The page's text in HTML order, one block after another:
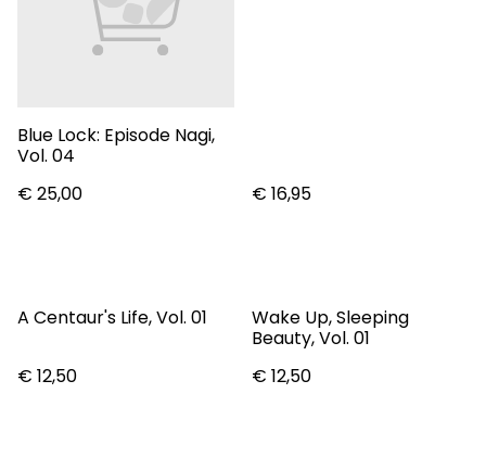
Blue Lock: Episode Nagi,
Vol. 04
€ 25,00
€ 16,95
A Centaur's Life, Vol. 01
€ 12,50
Wake Up, Sleeping
Beauty, Vol. 01
€ 12,50